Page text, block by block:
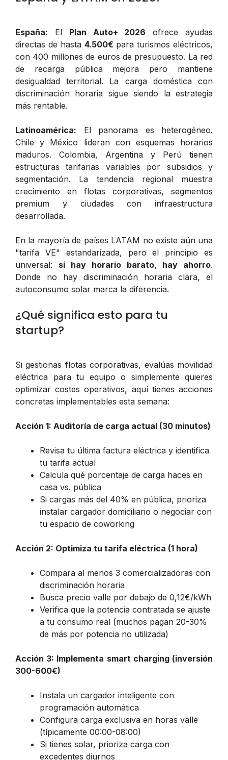
España: El Plan Auto+ 2026 ofrece ayudas
directas de hasta 4.500€ para turismos eléctricos,
con 400 millones de euros de presupuesto. La red
de recarga pública mejora pero mantiene
desigualdad territorial. La carga doméstica con
discriminación horaria sigue siendo la estrategia
más rentable.
Latinoamérica: El panorama es heterogéneo.
Chile y México lideran con esquemas horarios
maduros. Colombia, Argentina y Perú tienen
estructuras tarifarias variables por subsidios y
segmentación. La tendencia regional muestra
crecimiento en flotas corporativas, segmentos
premium y ciudades con infraestructura
desarrollada.
En la mayoría de países LATAM no existe aún una
"tarifa VE" estandarizada, pero el principio es
universal: si hay horario barato, hay ahorro.
Donde no hay discriminación horaria clara, el
autoconsumo solar marca la diferencia.
¿Qué significa esto para tu
startup?
Si gestionas flotas corporativas, evalúas movilidad
eléctrica para tu equipo o simplemente quieres
optimizar costes operativos, aquí tienes acciones
concretas implementables esta semana:
Acción 1: Auditoría de carga actual (30 minutos)
Revisa tu última factura eléctrica y identifica
tu tarifa actual
Calcula qué porcentaje de carga haces en
casa vs. pública
Si cargas más del 40% en pública, prioriza
instalar cargador domiciliario o negociar con
tu espacio de coworking
Acción 2: Optimiza tu tarifa eléctrica (1 hora)
Compara al menos 3 comercializadoras con
discriminación horaria
Busca precio valle por debajo de 0,12€/kWh
Verifica que la potencia contratada se ajuste
a tu consumo real (muchos pagan 20-30%
de más por potencia no utilizada)
Acción 3: Implementa smart charging (inversión
300-600€)
Instala un cargador inteligente con
programación automática
Configura carga exclusiva en horas valle
(típicamente 00:00-08:00)
Si tienes solar, prioriza carga con
excedentes diurnos